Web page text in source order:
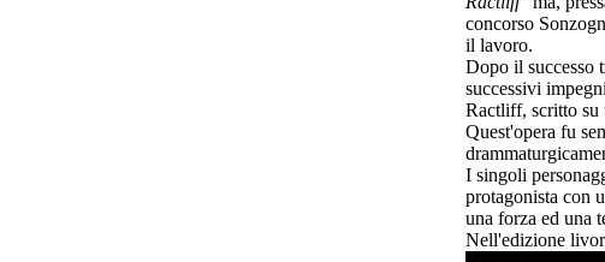
concorso
il lavoro.
Dopo il successo
successivi
Ractliff, scritto su
Quest'opera fu
I singoli
protagonista con
una forza ed una
Nell'edizione